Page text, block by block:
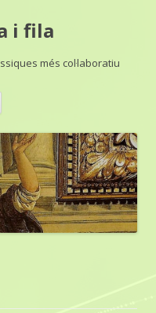
i fila
més col·laboratiu
Skip